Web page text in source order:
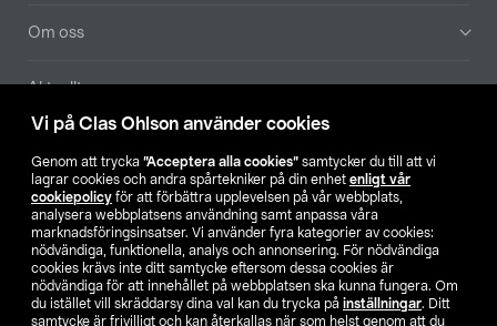
Vi på Clas Ohlson använder cookies
Genom att trycka ”Acceptera alla cookies” samtycker du till att vi
lagrar cookies och andra spårtekniker på din enhet enligt vår
cookiepolicy för att förbättra upplevelsen på vår webbplats,
analysera webbplatsens användning samt anpassa våra
marknadsföringsinsatser. Vi använder fyra kategorier av cookies:
nödvändiga, funktionella, analys och annonsering. För nödvändiga
cookies krävs inte ditt samtycke eftersom dessa cookies är
nödvändiga för att innehållet på webbplatsen ska kunna fungera. Om
du istället vill skräddarsy dina val kan du trycka på inställningar. Ditt
samtycke är frivilligt och kan återkallas när som helst genom att du
Om oss
Aktuellt
Hitta butik
SE NO FI